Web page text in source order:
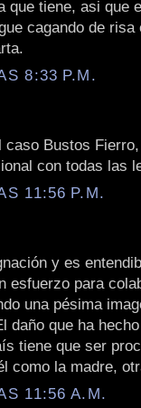
que tiene, asi que
cagando de risa
8:33 P.M.
Bustos
con todas las
11:56 P.M.
y es
esfuerzo para
una pésima
daño que ha
tiene que ser
como la madre,
11:56 A.M.